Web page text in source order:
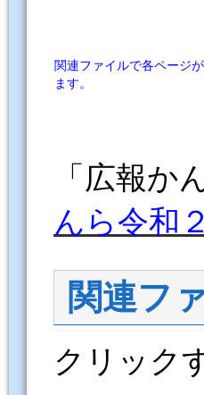
関連ファイルで各ページ
ます。
「広報か
んら令和
関連フ
クリック